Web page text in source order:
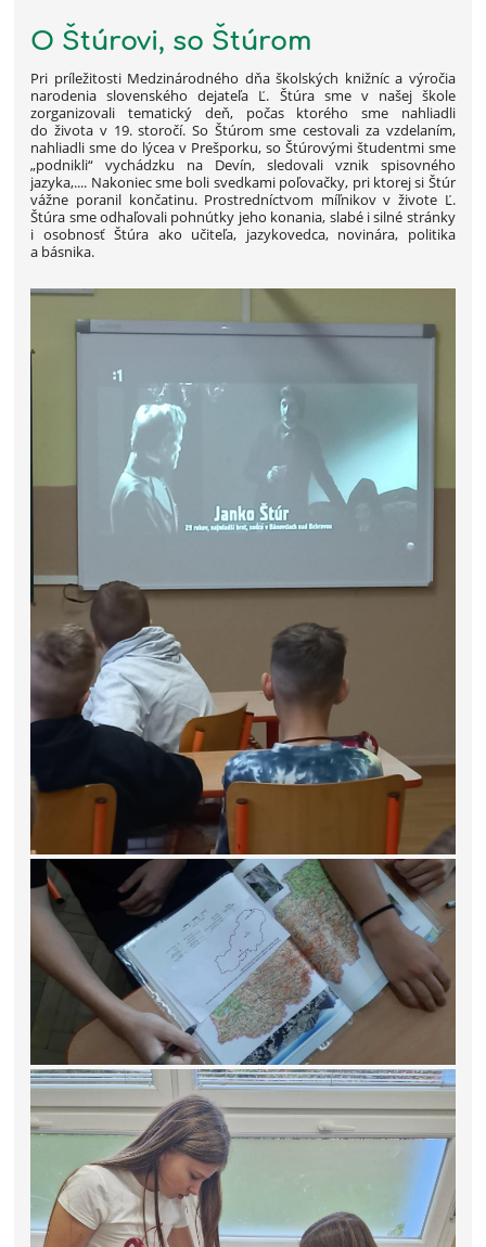
duševnom
zdraví:
O Štúrovi, so Štúrom
Pri príležitosti Medzinárodného dňa školských knižníc a výročia
narodenia slovenského dejateľa Ľ. Štúra sme v našej škole
zorganizovali tematický deň, počas ktorého sme nahliadli
do života v 19. storočí. So Štúrom sme cestovali za vzdelaním,
nahliadli sme do lýcea v Prešporku, so Štúrovými študentmi sme
„podnikli“ vychádzku na Devín, sledovali vznik spisovného
jazyka,.... Nakoniec sme boli svedkami poľovačky, pri ktorej si Štúr
vážne poranil končatinu. Prostredníctvom míľnikov v živote Ľ.
Štúra sme odhaľovali pohnútky jeho konania, slabé i silné stránky
i osobnosť Štúra ako učiteľa, jazykovedca, novinára, politika
a básnika.